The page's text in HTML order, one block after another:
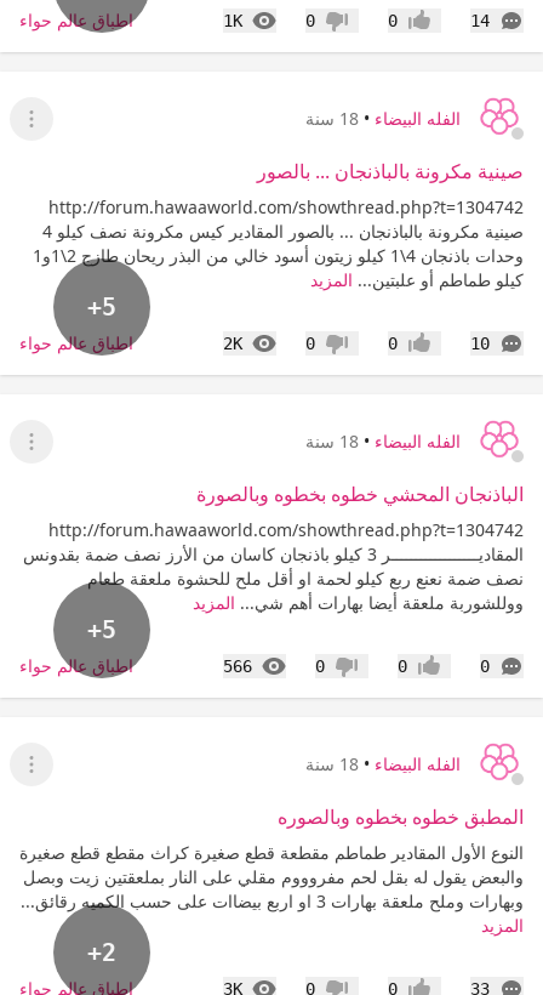
14
التعليقات إعجاب0 عدم إعجاب
0
1K
المشاهدات اطباق عالم حواء
الفله البيضاء • 18 سنة
عرض
صينية مكرونة بالباذنجان ... بالصور
http://forum.hawaaworld.com/showthread.php?t=1304742
صينية مكرونة بالباذنجان ... بالصور المقادير كيس مكرونة نصف كيلو 4
وحدات باذنجان 4\1 كيلو زيتون أسود خالي من البذر ريحان طازج 2\1و1
كيلو طماطم أو علبتين... المزيد
+5
10
التعليقات إعجاب0 عدم إعجاب
0
2K
المشاهدات اطباق عالم حواء
الفله البيضاء • 18 سنة
عرض
الباذنجان المحشي خطوه بخطوه وبالصورة
http://forum.hawaaworld.com/showthread.php?t=1304742
المقاديــــــــــــــــــر 3 كيلو باذنجان كاسان من الأرز نصف ضمة بقدونس
نصف ضمة نعنع ربع كيلو لحمة او أقل ملح للحشوة ملعقة طعام
ووللشوربة ملعقة أيضا بهارات أهم شي... المزيد
+5
0
التعليقات إعجاب0 عدم إعجاب
0
566
المشاهدات اطباق عالم حواء
الفله البيضاء • 18 سنة
عرض
المطبق خطوه بخطوه وبالصوره
النوع الأول المقادير طماطم مقطعة قطع صغيرة كراث مقطع قطع صغيرة
والبعض يقول له بقل لحم مفروووم مقلي على النار بملعقتين زيت وبصل
وبهارات وملح ملعقة بهارات 3 او اربع بيضاات على حسب الكميه رقائق...
المزيد
+2
33
التعليقات 0
0
3K
المشاهدات اطباق عالم حواء